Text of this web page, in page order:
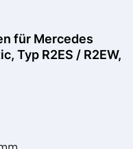
für Mercedes
Typ R2ES / R2EW,